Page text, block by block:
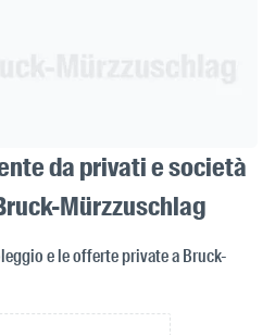
da privati e società
Mürzzuschlag
e le offerte private a Bruck-